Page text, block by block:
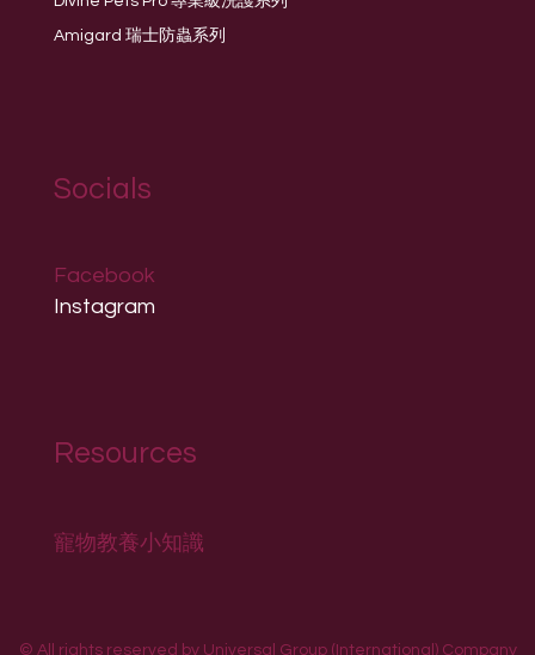
Amigard 瑞士防蟲系列
Socials
Facebook
Instagram
© All rights reserved by Universal Group (International) Company
Resources
寵物教養小知識